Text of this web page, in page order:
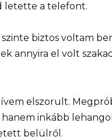
letette a telefont.
biztos voltam
annyira el volt
elszorult.
inkább
belülről.